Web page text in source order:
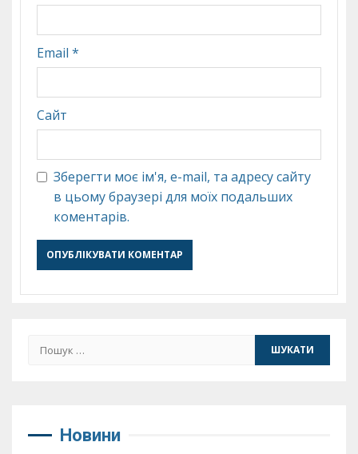
Email *
Сайт
Зберегти моє ім'я, e-mail, та адресу сайту
в цьому браузері для моїх подальших
коментарів.
Пошук:
Новини